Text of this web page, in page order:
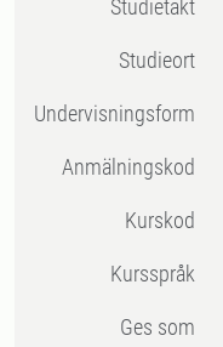
Studietakt
Studieort
Undervisningsform
Anmälningskod
Kurskod
Kursspråk
Ges som